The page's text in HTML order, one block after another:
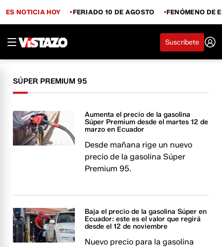
ES NOTICIA HOY FERIADO 10 DE AGOSTO FENÓMENO DE
Suscríbete
SÚPER PREMIUM 95
Aumenta el precio de la gasolina
Súper Premium desde el martes 12 de
marzo en Ecuador
Desde mañana rige un nuevo
precio de la gasolina Súper
Premium 95.
Baja el precio de la gasolina Súper en
Ecuador: este es el valor que regirá
desde el 12 de noviembre
Nuevo precio para la gasolina